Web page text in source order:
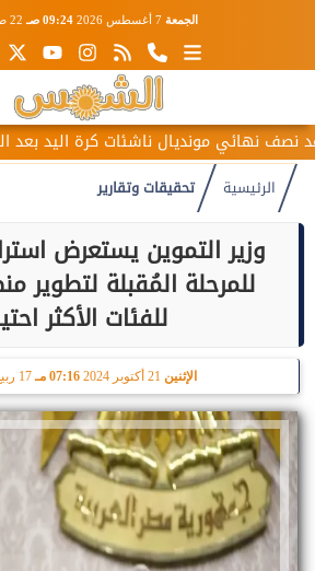
الجمعة 09:24 صـ 22 صفر 1448
ناشئات كرة اليد بعد الفوز...
الرئيسية تحقيقات وتقارير
وزير التموين يستعرض
للمرحلة المُقبلة لتطوير
للفئات الأكثر
الإثنين 07:16 مـ 17 ربيع آخر 1446